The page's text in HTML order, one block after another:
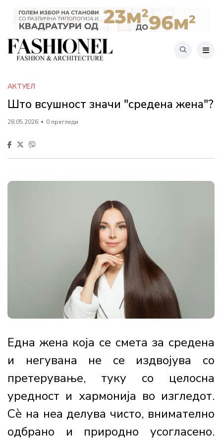
АКТУЕЛ
Што всушност значи "средена жена"?
28.05.2026 0 прегледи
Една жена која се смета за средена
и негувана не се издвојува со
претерување, туку со целосна
уредност и хармонија во изгледот.
Сè на неа делува чисто, внимателно
одбрано и природно усогласено.